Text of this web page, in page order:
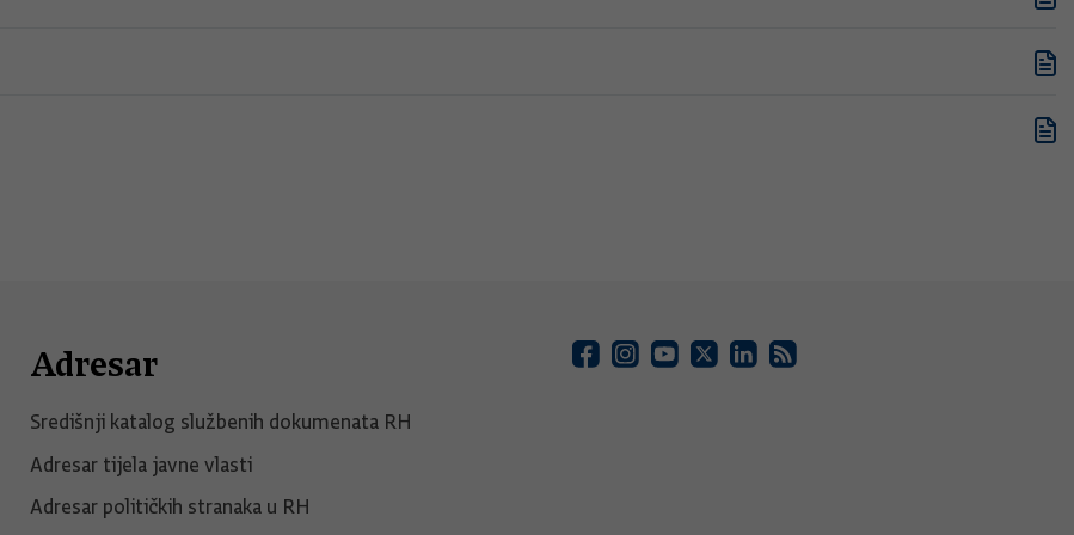
Adresar
Središnji katalog službenih dokumenata RH
Adresar tijela javne vlasti
Adresar političkih stranaka u RH